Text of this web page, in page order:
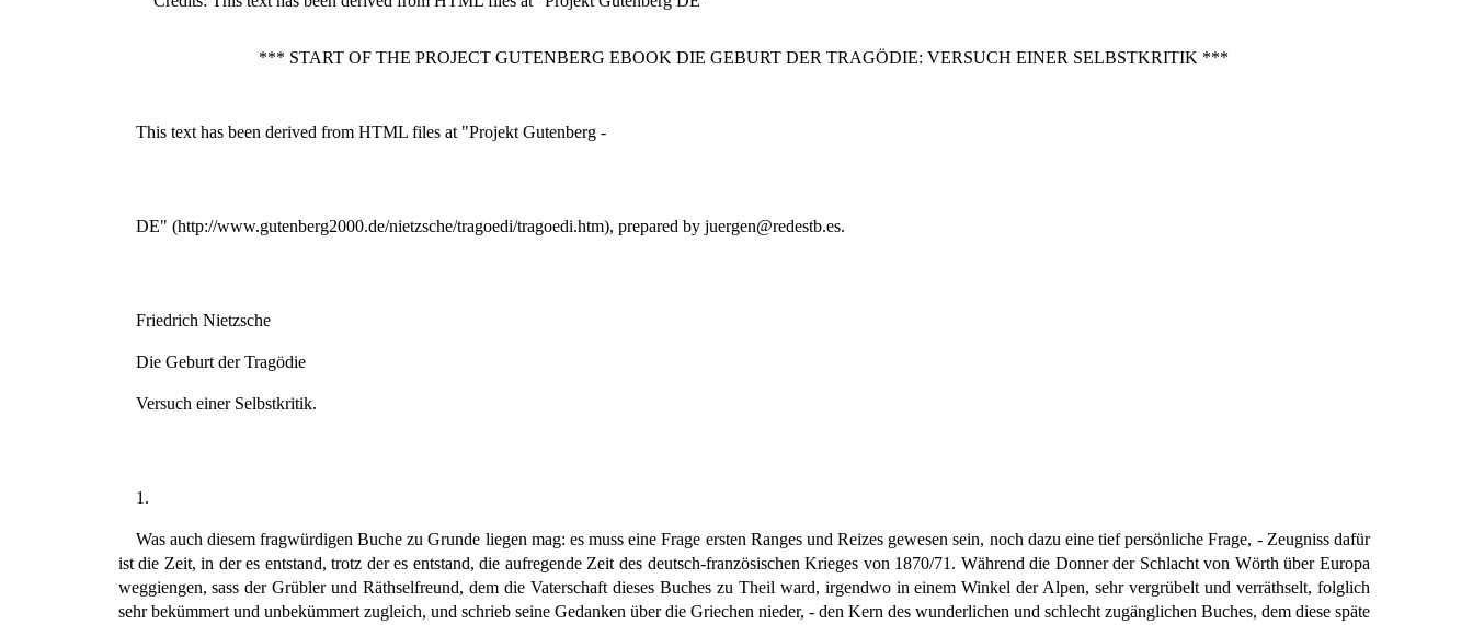
*** START OF THE PROJECT GUTENBERG EBOOK DIE GEBURT DER TRAGÖDIE: VERSUCH EINER SELBSTKRITIK ***
This text has been derived from HTML files at "Projekt Gutenberg -
DE" (http://www.gutenberg2000.de/nietzsche/tragoedi/tragoedi.htm), prepared by juergen@redestb.es.
Friedrich Nietzsche
Die Geburt der Tragödie
Versuch einer Selbstkritik.
1.
Was auch diesem fragwürdigen Buche zu Grunde liegen mag: es muss eine Frage ersten Ranges und Reizes gewesen sein, noch dazu eine tief persönliche Frage, - Zeugniss dafür
ist die Zeit, in der es entstand, trotz der es entstand, die aufregende Zeit des deutsch-französischen Krieges von 1870/71. Während die Donner der Schlacht von Wörth über Europa
weggiengen, sass der Grübler und Räthselfreund, dem die Vaterschaft dieses Buches zu Theil ward, irgendwo in einem Winkel der Alpen, sehr vergrübelt und verräthselt, folglich
sehr bekümmert und unbekümmert zugleich, und schrieb seine Gedanken über die Griechen nieder, - den Kern des wunderlichen und schlecht zugänglichen Buches, dem diese späte